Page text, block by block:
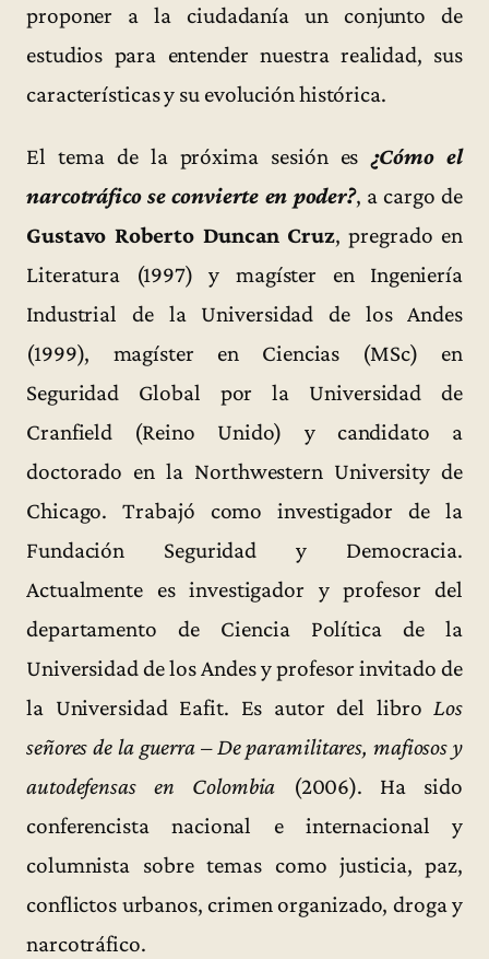
proponer a la ciudadanía un conjunto de
estudios para entender nuestra realidad, sus
características y su evolución histórica.
El tema de la próxima sesión es ¿Cómo el
narcotráfico se convierte en poder?, a cargo de
Gustavo Roberto Duncan Cruz, pregrado en
Literatura (1997) y magíster en Ingeniería
Industrial de la Universidad de los Andes
(1999), magíster en Ciencias (MSc) en
Seguridad Global por la Universidad de
Cranfield (Reino Unido) y candidato a
doctorado en la Northwestern University de
Chicago. Trabajó como investigador de la
Fundación Seguridad y Democracia.
Actualmente es investigador y profesor del
departamento de Ciencia Política de la
Universidad de los Andes y profesor invitado de
la Universidad Eafit. Es autor del libroLos
señores de la guerra – De paramilitares, mafiosos y
autodefensas en Colombia (2006). Ha sido
conferencista nacional e internacional y
columnista sobre temas como justicia, paz,
conflictos urbanos, crimen organizado, droga y
narcotráfico.